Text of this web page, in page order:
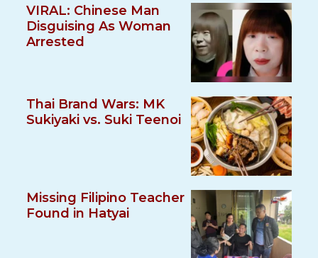
VIRAL: Chinese Man
Disguising As Woman
Arrested
Thai Brand Wars: MK
Sukiyaki vs. Suki Teenoi
Missing Filipino Teacher
Found in Hatyai